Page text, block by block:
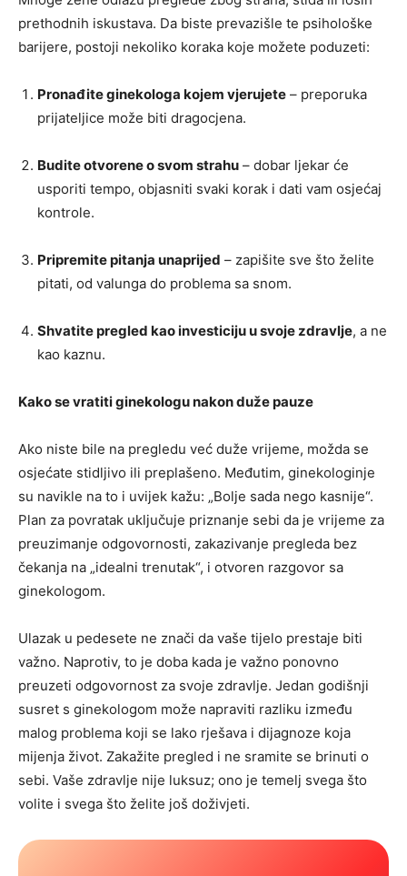
prethodnih iskustava. Da biste prevazišle te psihološke
barijere, postoji nekoliko koraka koje možete poduzeti:
Pronađite ginekologa kojem vjerujete – preporuka
prijateljice može biti dragocjena.
Budite otvorene o svom strahu – dobar ljekar će
usporiti tempo, objasniti svaki korak i dati vam osjećaj
kontrole.
Pripremite pitanja unaprijed – zapišite sve što želite
pitati, od valunga do problema sa snom.
Shvatite pregled kao investiciju u svoje zdravlje, a ne
kao kaznu.
Kako se vratiti ginekologu nakon duže pauze
Ako niste bile na pregledu već duže vrijeme, možda se
osjećate stidljivo ili preplašeno. Međutim, ginekologinje
su navikle na to i uvijek kažu: „Bolje sada nego kasnije“.
Plan za povratak uključuje priznanje sebi da je vrijeme za
preuzimanje odgovornosti, zakazivanje pregleda bez
čekanja na „idealni trenutak“, i otvoren razgovor sa
ginekologom.
Ulazak u pedesete ne znači da vaše tijelo prestaje biti
važno. Naprotiv, to je doba kada je važno ponovno
preuzeti odgovornost za svoje zdravlje. Jedan godišnji
susret s ginekologom može napraviti razliku između
malog problema koji se lako rješava i dijagnoze koja
mijenja život. Zakažite pregled i ne sramite se brinuti o
sebi. Vaše zdravlje nije luksuz; ono je temelj svega što
volite i svega što želite još doživjeti.